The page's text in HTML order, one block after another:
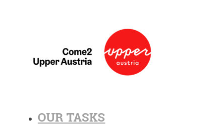
OUR TASKS